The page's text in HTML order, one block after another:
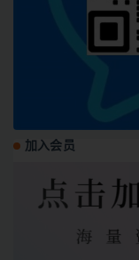
加入会员